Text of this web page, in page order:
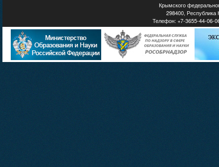
Крымского
298400, Республика
Телефон: +7-3655-44-06-